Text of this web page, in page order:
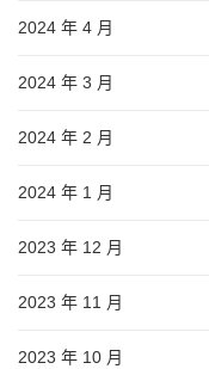
2024 年 4 月
2024 年 3 月
2024 年 2 月
2024 年 1 月
2023 年 12 月
2023 年 11 月
2023 年 10 月